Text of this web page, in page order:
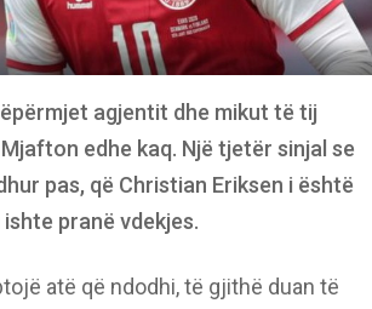
agjentit dhe mikut të tij
edhe kaq. Një tjetër sinjal se
pas, që Christian Eriksen i është
pranë vdekjes.
atë që ndodhi, të gjithë duan të